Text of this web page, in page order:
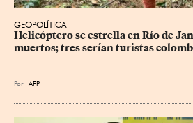
GEOPOLÍTICA
Helicóptero se estrella en Río de
muertos; tres serían turistas
Por AFP